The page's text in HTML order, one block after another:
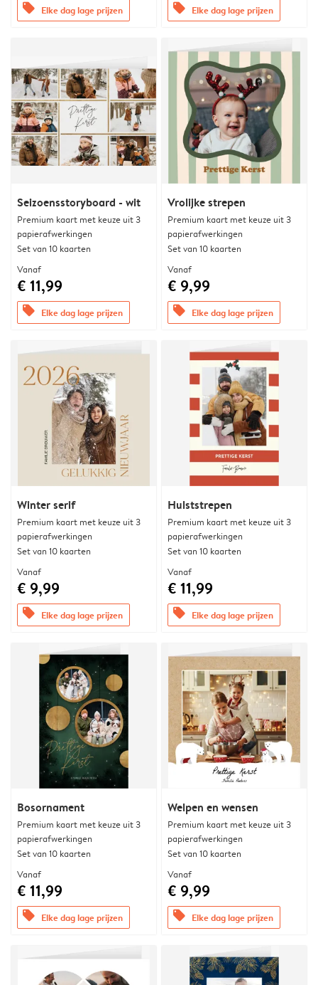
offers Elke dag lage prijzen offers Elke dag lage prijzen
Seizoensstoryboard - wit
Premium kaart met keuze uit 3
papierafwerkingen
Set van 10 kaarten
Vanaf
€ 11,99
offers Elke dag lage prijzen
Vrolijke strepen
Premium kaart met keuze uit 3
papierafwerkingen
Set van 10 kaarten
Vanaf
€ 9,99
offers Elke dag lage prijzen
Winter serif
Premium kaart met keuze uit 3
papierafwerkingen
Set van 10 kaarten
Vanaf
€ 9,99
offers Elke dag lage prijzen
Hulststrepen
Premium kaart met keuze uit 3
papierafwerkingen
Set van 10 kaarten
Vanaf
€ 11,99
offers Elke dag lage prijzen
Bosornament
Premium kaart met keuze uit 3
papierafwerkingen
Set van 10 kaarten
Vanaf
€ 11,99
offers Elke dag lage prijzen
Welpen en wensen
Premium kaart met keuze uit 3
papierafwerkingen
Set van 10 kaarten
Vanaf
€ 9,99
offers Elke dag lage prijzen